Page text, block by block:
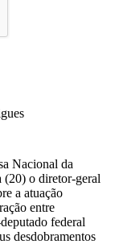
Nacional da
(20) o diretor-geral
a atuação
entre
federal
desdobramentos